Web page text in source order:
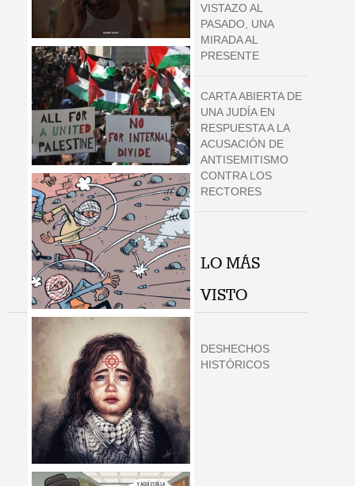
VISTAZO AL
PASADO, UNA
MIRADA AL
PRESENTE
CARTA ABIERTA DE
UNA JUDÍA EN
RESPUESTA A LA
ACUSACIÓN DE
ANTISEMITISMO
CONTRA LOS
RECTORES
LO MÁS
VISTO
DESHECHOS
HISTÓRICOS